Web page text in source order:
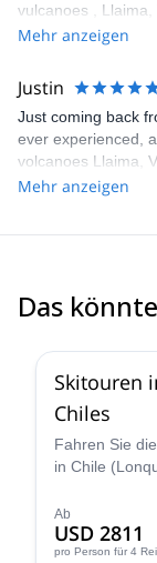
vulcanoes ,
Merlin Lipshitz .
excellent
Thanks, Merlin, for
Mehr anzeigen
Justin
Just coming back
ever experienced,
volcanoes Llaima,
Merlin Lipshitz.
Mehr anzeigen
Das
Skitouren
Chiles
Fahren Sie
in Chile
zertifiziertem
Ab
USD 2811
pro Person für 4